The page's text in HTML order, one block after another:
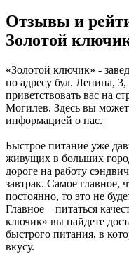
Отзывы и
Золотой
«Золотой ключик» -
по адресу бул. Ленина,
приветствовать вас на
Могилев. Здесь вы
информацией о нас.
Быстрое питание уже
живущих в больших
дороге на работу
завтрак. Самое главное,
постоянно, то это не
Главное – питаться
ключик» вы найдете
быстрого питания, в
вкусу.